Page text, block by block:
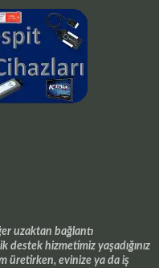
uzaktan bağlantı
destek hizmetimiz yaşadığınız
üretirken, evinize ya da iş